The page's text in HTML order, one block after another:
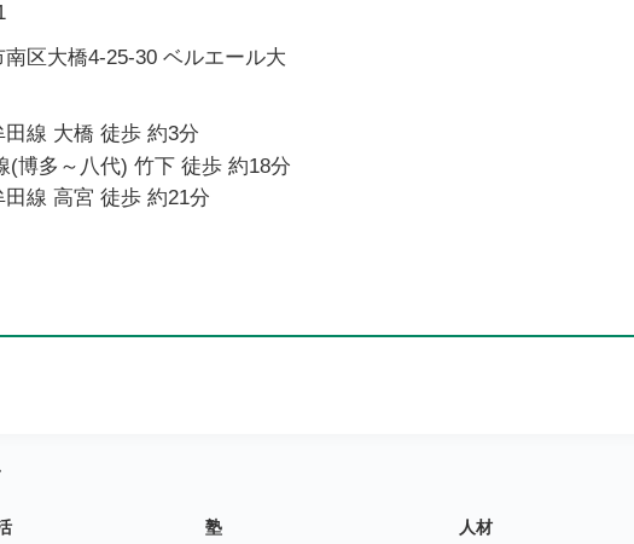
区大橋4-25-30 ベルエール大
線 大橋 徒歩 約3分
(博多～八代) 竹下 徒歩 約18分
線 高宮 徒歩 約21分
塾
人材